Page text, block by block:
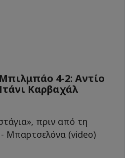
4-2: Αντίο
Καρβαχάλ